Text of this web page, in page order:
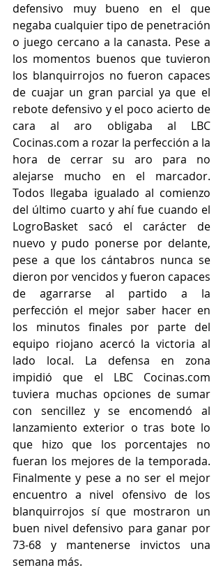
defensivo muy bueno en el que
negaba cualquier tipo de penetración
o juego cercano a la canasta. Pese a
los momentos buenos que tuvieron
los blanquirrojos no fueron capaces
de cuajar un gran parcial ya que el
rebote defensivo y el poco acierto de
cara al aro obligaba al LBC
Cocinas.com a rozar la perfección a la
hora de cerrar su aro para no
alejarse mucho en el marcador.
Todos llegaba igualado al comienzo
del último cuarto y ahí fue cuando el
LogroBasket sacó el carácter de
nuevo y pudo ponerse por delante,
pese a que los cántabros nunca se
dieron por vencidos y fueron capaces
de agarrarse al partido a la
perfección el mejor saber hacer en
los minutos finales por parte del
equipo riojano acercó la victoria al
lado local. La defensa en zona
impidió que el LBC Cocinas.com
tuviera muchas opciones de sumar
con sencillez y se encomendó al
lanzamiento exterior o tras bote lo
que hizo que los porcentajes no
fueran los mejores de la temporada.
Finalmente y pese a no ser el mejor
encuentro a nivel ofensivo de los
blanquirrojos sí que mostraron un
buen nivel defensivo para ganar por
73-68 y mantenerse invictos una
semana más.